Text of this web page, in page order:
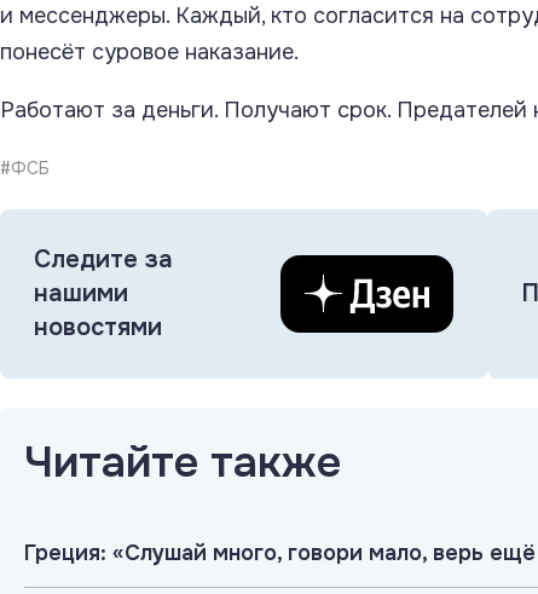
и мессенджеры. Каждый, кто согласится на
понесёт суровое наказание.
Работают за деньги. Получают срок.
#ФСБ
Следите за
нашими
новостями
Читайте также
Греция: «Слушай много, говори мало, верь